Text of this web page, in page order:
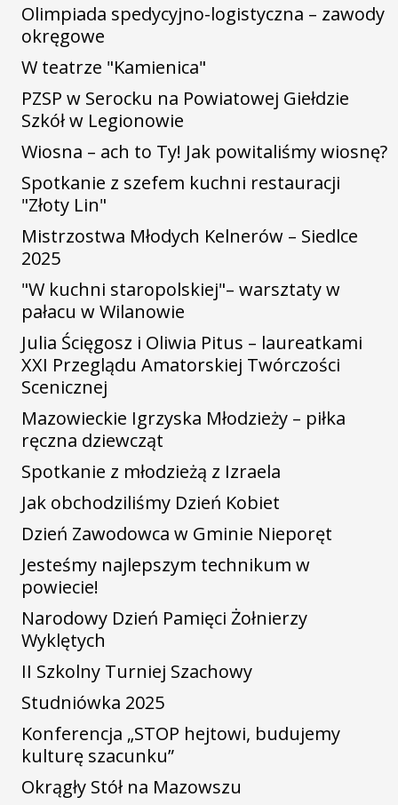
Olimpiada spedycyjno-logistyczna – zawody
okręgowe
W teatrze "Kamienica"
PZSP w Serocku na Powiatowej Giełdzie
Szkół w Legionowie
Wiosna – ach to Ty! Jak powitaliśmy wiosnę?
Spotkanie z szefem kuchni restauracji
"Złoty Lin"
Mistrzostwa Młodych Kelnerów – Siedlce
2025
"W kuchni staropolskiej"– warsztaty w
pałacu w Wilanowie
Julia Ścięgosz i Oliwia Pitus – laureatkami
XXI Przeglądu Amatorskiej Twórczości
Scenicznej
Mazowieckie Igrzyska Młodzieży – piłka
ręczna dziewcząt
Spotkanie z młodzieżą z Izraela
Jak obchodziliśmy Dzień Kobiet
Dzień Zawodowca w Gminie Nieporęt
Jesteśmy najlepszym technikum w
powiecie!
Narodowy Dzień Pamięci Żołnierzy
Wyklętych
II Szkolny Turniej Szachowy
Studniówka 2025
Konferencja „STOP hejtowi, budujemy
kulturę szacunku”
Okrągły Stół na Mazowszu